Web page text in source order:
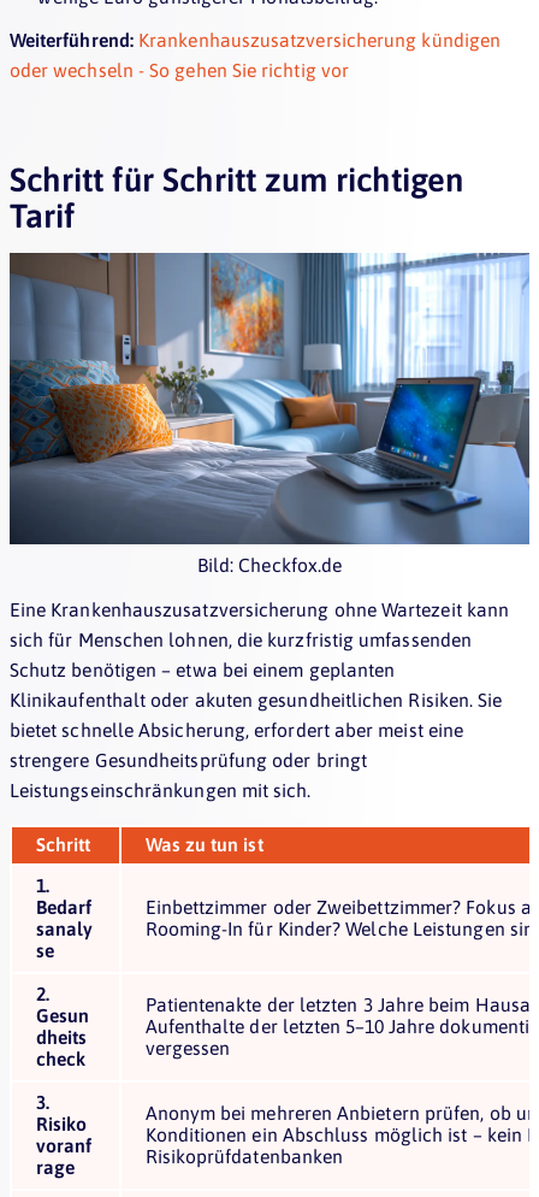
Weiterführend: Krankenhauszusatzversicherung kündigen
oder wechseln - So gehen Sie richtig vor
Schritt für Schritt zum richtigen
Tarif
Bild: Checkfox.de
Eine Krankenhauszusatzversicherung ohne Wartezeit kann
sich für Menschen lohnen, die kurzfristig umfassenden
Schutz benötigen – etwa bei einem geplanten
Klinikaufenthalt oder akuten gesundheitlichen Risiken. Sie
bietet schnelle Absicherung, erfordert aber meist eine
strengere Gesundheitsprüfung oder bringt
Leistungseinschränkungen mit sich.
Schritt
Was zu tun ist
1.
Bedarf
sanaly
se
Einbettzimmer oder Zweibettzimmer? Fokus
Rooming-In für Kinder? Welche Leistungen
2.
Gesun
dheits
check
Patientenakte der letzten 3 Jahre beim
Aufenthalte der letzten 5–10 Jahre
vergessen
3.
Risiko
voranf
rage
Anonym bei mehreren Anbietern prüfen, ob
Konditionen ein Abschluss möglich ist – kein
Risikoprüfdatenbanken